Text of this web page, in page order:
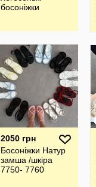
босоніжки
2050 грн
Босоніжки Натур
замша /шкіра
7750- 7760